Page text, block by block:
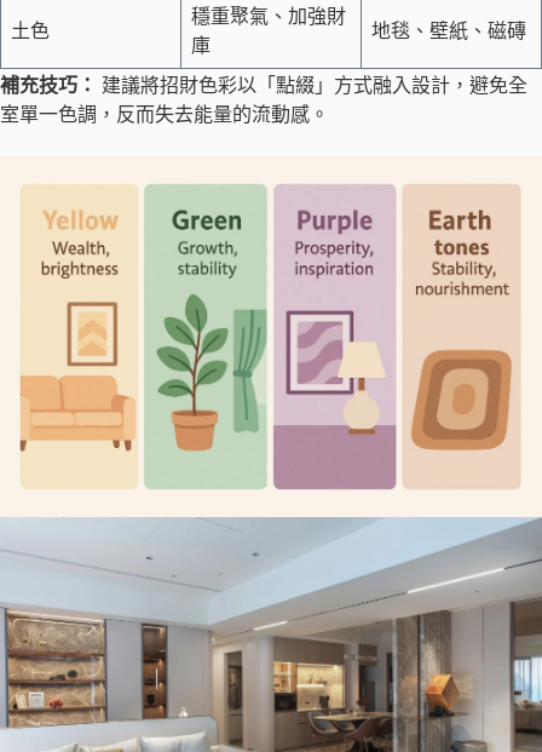
土色
穩重聚氣、加強財
庫
地毯、壁紙、磁磚
補充技巧：
建議將招財色彩以「點綴」方式融入設計，避免全
室單一色調，反而失去能量的流動感。